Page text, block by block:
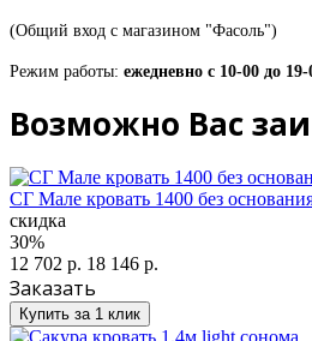
(Общий вход с магазином "Фасоль")
Режим работы: ежедневно с 10-00 до
Возможно Вас
СГ Мале кровать 1400 без
скидка
30%
12 702 р. 18 146 р.
Заказать
Купить за 1 клик